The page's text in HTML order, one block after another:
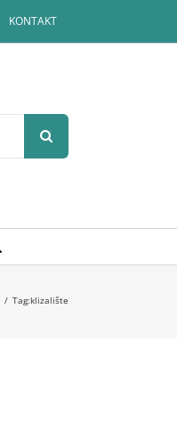
KONTAKT
/ Tag:klizalište